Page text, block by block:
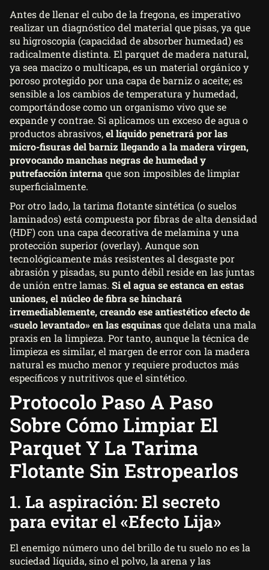
Antes de llenar el cubo de la fregona, es imperativo
realizar un diagnóstico del material que pisas, ya que
su higroscopia (capacidad de absorber humedad) es
radicalmente distinta. El parquet de madera natural,
ya sea macizo o multicapa, es un material orgánico y
poroso protegido por una capa de barniz o aceite; es
sensible a los cambios de temperatura y humedad,
comportándose como un organismo vivo que se
expande y contrae. Si aplicamos un exceso de agua o
productos abrasivos,el líquido penetrará por las
micro-fisuras del barniz llegando a la madera virgen,
provocando manchas negras de humedad y
putrefacción internaque son imposibles de limpiar
superficialmente.
Por otro lado, la tarima flotante sintética (o suelos
laminados) está compuesta por fibras de alta densidad
(HDF) con una capa decorativa de melamina y una
protección superior (overlay). Aunque son
tecnológicamente más resistentes al desgaste por
abrasión y pisadas, su punto débil reside en las juntas
de unión entre lamas. Si el agua se estanca en estas
uniones, el núcleo de fibra se hinchará
irremediablemente, creando ese antiestético efecto de
«suelo levantado» en las esquinasque delata una mala
praxis en la limpieza. Por tanto, aunque la técnica de
limpieza es similar, el margen de error con la madera
natural es mucho menor y requiere productos más
específicos y nutritivos que el sintético.
Protocolo Paso A Paso
Sobre Cómo Limpiar El
Parquet Y La Tarima
Flotante Sin Estropearlos
1. La aspiración: El secreto
para evitar el «Efecto Lija»
El enemigo número uno del brillo de tu suelo no es la
suciedad líquida, sino el polvo, la arena y las